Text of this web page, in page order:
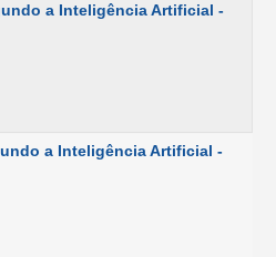
a Inteligência Artificial -
a Inteligência Artificial -